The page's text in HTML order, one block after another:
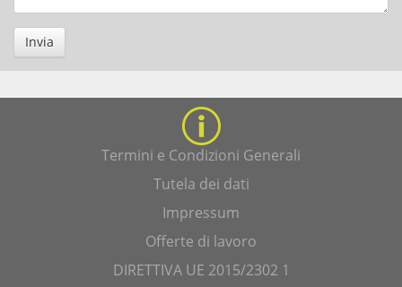
Invia
Termini e Condizioni Generali
Tutela dei dati
Impressum
Offerte di lavoro
DIRETTIVA UE 2015/2302 1